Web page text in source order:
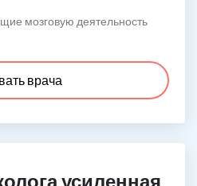
мозговую деятельность
врача
усиленная